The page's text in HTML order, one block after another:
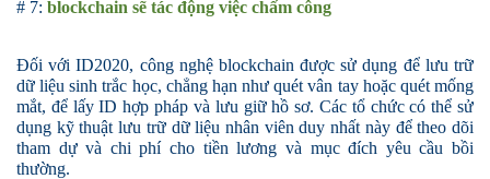
# 7: blockchain sẽ tác động việc chấm công
Đối với ID2020, công nghệ blockchain được sử dụng để lưu trữ
dữ liệu sinh trắc học, chẳng hạn như quét vân tay hoặc quét mống
mắt, để lấy ID hợp pháp và lưu giữ hồ sơ. Các tổ chức có thể sử
dụng kỹ thuật lưu trữ dữ liệu nhân viên duy nhất này để theo dõi
tham dự và chi phí cho tiền lương và mục đích yêu cầu bồi
thường.